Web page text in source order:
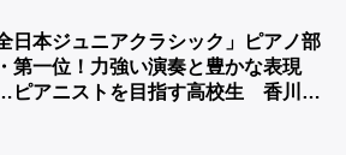
全日本ジュニアクラシック」ピアノ部
第一位！力強い演奏と豊かな表現
ピアニストを目指す高校生 香川